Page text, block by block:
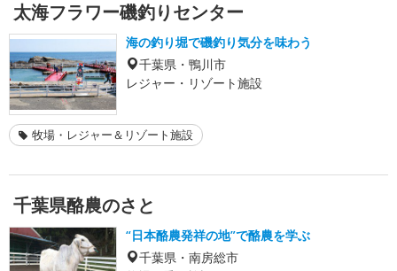
太海フラワー磯釣りセンター
海の釣り堀で磯釣り気分を味わう
千葉県・鴨川市
レジャー・リゾート施設
牧場・レジャー＆リゾート施設
千葉県酪農のさと
“日本酪農発祥の地”で酪農を学ぶ
千葉県・南房総市